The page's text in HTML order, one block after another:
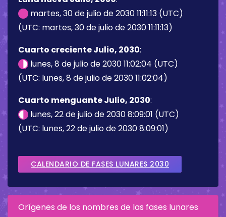
martes, 30 de julio de 2030 11:11:13 (UTC)
(UTC: martes, 30 de julio de 2030 11:11:13)
Cuarto creciente Julio, 2030:
lunes, 8 de julio de 2030 11:02:04 (UTC)
(UTC: lunes, 8 de julio de 2030 11:02:04)
Cuarto menguante Julio, 2030:
lunes, 22 de julio de 2030 8:09:01 (UTC)
(UTC: lunes, 22 de julio de 2030 8:09:01)
CALENDARIO DE FASES LUNARES 2030
Orígenes de los nombres de las fases lunares